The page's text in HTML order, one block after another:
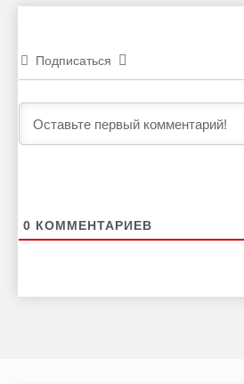
Подписаться
0 КОММЕНТАРИЕВ